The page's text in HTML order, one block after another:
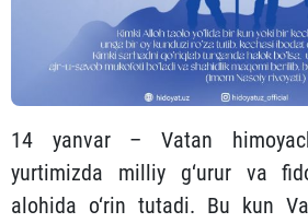
14 yanvar – Vatan
yurtimizda milliy g‘urur va
alohida o‘rin tutadi. Bu kun